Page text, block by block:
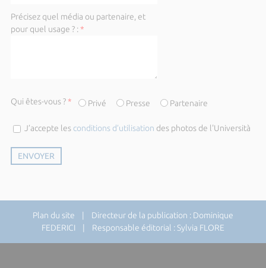
Précisez quel média ou partenaire, et
pour quel usage ? :*
Qui êtes-vous ?* Privé Presse Partenaire
J’accepte les conditions d’utilisation des photos de l'Università
Plan du site | Directeur de la publication : Dominique
FEDERICI | Responsable éditorial : Sylvia FLORE